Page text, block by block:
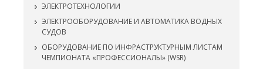
ЭЛЕКТРОТЕХНОЛОГИИ
ЭЛЕКТРООБОРУДОВАНИЕ И АВТОМАТИКА ВОДНЫХ
СУДОВ
ОБОРУДОВАНИЕ ПО ИНФРАСТРУКТУРНЫМ ЛИСТАМ
ЧЕМПИОНАТА «ПРОФЕССИОНАЛЫ» (WSR)